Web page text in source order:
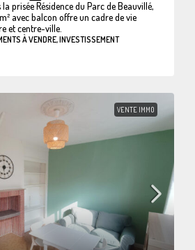
prisée Résidence du Parc de Beauvillé,
avec balcon offre un cadre de vie
et centre-ville.
À VENDRE, INVESTISSEMENT
VENTE IMMO